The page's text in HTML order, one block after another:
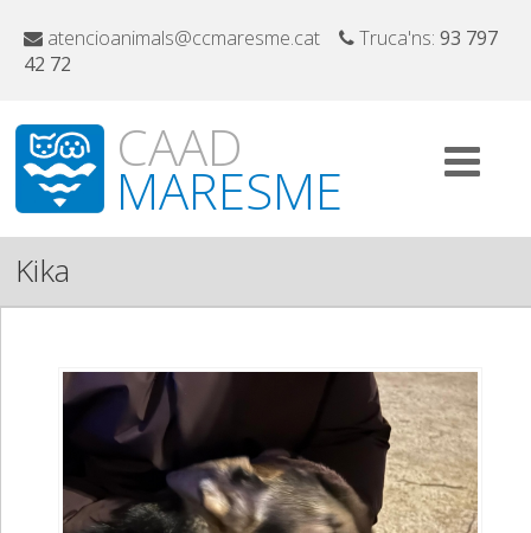
atencioanimals@ccmaresme.cat Truca'ns: 93 797
42 72
CAAD
MARESME
Kika